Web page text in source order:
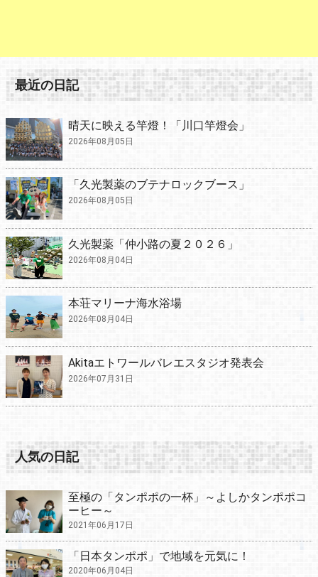
最近の日記
晴天に映える竿燈！「川口竿燈会」
2026年08月05日
「久光製薬のブテナロックブース」
2026年08月05日
久光製薬「仲小路の夏２０２６」
2026年08月04日
本荘マリーナ海水浴場
2026年08月04日
Akitaエトワールバレエスタジオ発表会
2026年07月31日
人気の日記
至極の「タンポポの一杯」～よしかタンポポコ
ーヒー～
2021年06月17日
「日本タンポポ」で地域を元気に！
2020年06月04日